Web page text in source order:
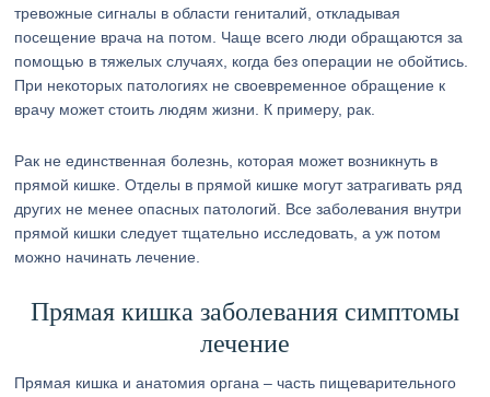
тревожные сигналы в области гениталий, откладывая
посещение врача на потом. Чаще всего люди обращаются за
помощью в тяжелых случаях, когда без операции не обойтись.
При некоторых патологиях не своевременное обращение к
врачу может стоить людям жизни. К примеру, рак.
Рак не единственная болезнь, которая может возникнуть в
прямой кишке. Отделы в прямой кишке могут затрагивать ряд
других не менее опасных патологий. Все заболевания внутри
прямой кишки следует тщательно исследовать, а уж потом
можно начинать лечение.
Прямая кишка заболевания симптомы
лечение
Прямая кишка и анатомия органа – часть пищеварительного